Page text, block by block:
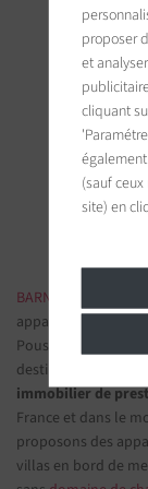
BARNES
19 bis,
17630 La
Suivez-
BARNES IMMOBILIER
appartements de
Poussez la porte
destinations et
immobilier de
France et dans le
proposons des
villas en bord de
proposer
et
cliquant
(sauf
site) en